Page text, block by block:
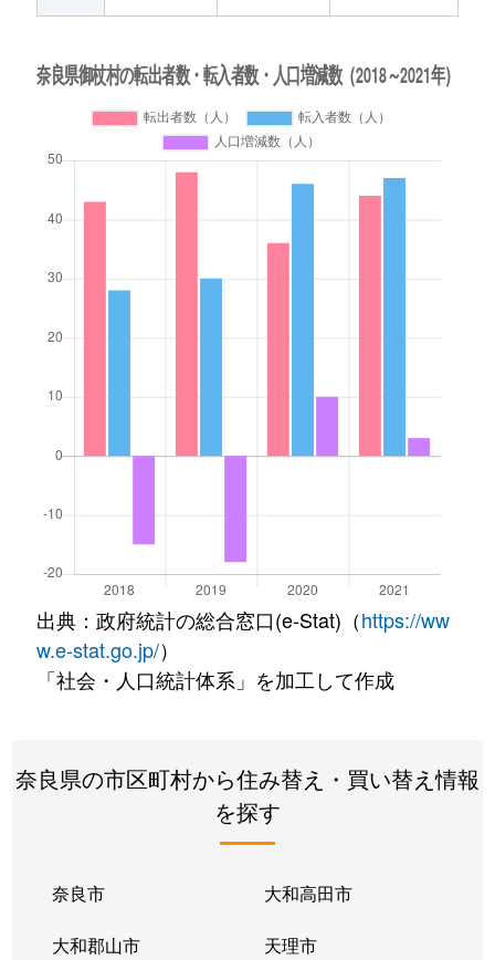
出典：政府統計の総合窓口(e-Stat)（https://ww
w.e-stat.go.jp/）
「社会・人口統計体系」を加工して作成
奈良県の市区町村から住み替え・買い替え情報
を探す
奈良市 大和高田市
大和郡山市 天理市